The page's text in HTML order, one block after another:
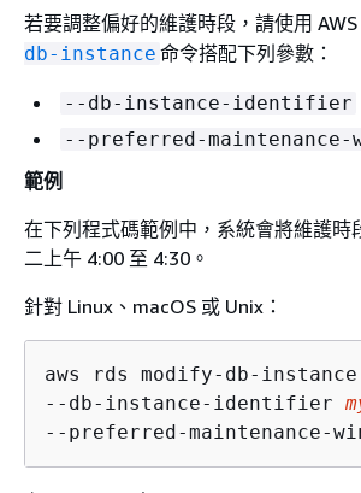
若要調整偏好的維護時段，請使用 AWS
db-instance 命令搭配下列參數：
--db-instance-identifier
--preferred-maintenance-
範例
在下列程式碼範例中，系統會將維護時
二上午 4:00 至 4:30。
針對 Linux、macOS 或 Unix：
aws rds modify-db-
--db-instance-identifier
--preferred-maintenance-